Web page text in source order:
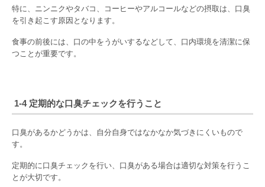
特に、ニンニクやタバコ、コーヒーやアルコールなどの摂取は、口臭
を引き起こす原因となります。
食事の前後には、口の中をうがいするなどして、口内環境を清潔に保
つことが重要です。
1-4 定期的な口臭チェックを行うこと
口臭があるかどうかは、自分自身ではなかなか気づきにくいもので
す。
定期的に口臭チェックを行い、口臭がある場合は適切な対策を行うこ
とが大切です。